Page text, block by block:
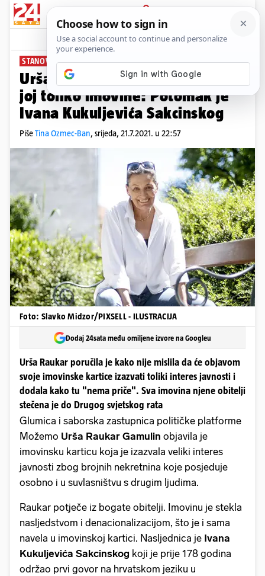
PRIJAVA
News Komentari
STANOVI, VIKENDICE, KUĆA...
Urša Raukar objasnila odakle
joj toliko imovine: Potomak je
Ivana Kukuljevića Sakcinskog
PišeTina Ozmec-Ban, srijeda, 21.7.2021. u 22:57
Foto: Slavko Midzor/PIXSELL - ILUSTRACIJA
Dodaj 24sata među omiljene izvore na Googleu
Urša Raukar poručila je kako nije mislila da će objavom
svoje imovinske kartice izazvati toliki interes javnosti i
dodala kako tu "nema priče". Sva imovina njene obitelji
stečena je do Drugog svjetskog rata
Glumica i saborska zastupnica političke platforme
Možemo Urša Raukar Gamulin objavila je
imovinsku karticu koja je izazvala veliki interes
javnosti zbog brojnih nekretnina koje posjeduje
osobno i u suvlasništvu s drugim ljudima.
Raukar potječe iz bogate obitelji. Imovinu je stekla
nasljedstvom i denacionalizacijom, što je i sama
navela u imovinskoj kartici. Nasljednica je Ivana
Kukuljevića Sakcinskog koji je prije 178 godina
održao prvi govor na hrvatskom jeziku u